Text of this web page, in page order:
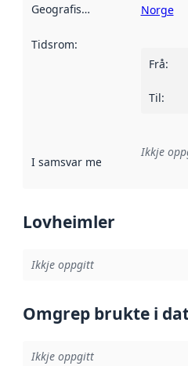
Geografisk område Norge
Tidsrom:
Frå:
Til:
I samsvar med Referanse
Ikkje
Lovheimler
Ikkje oppgitt
Omgrep brukte i
Ikkje oppgitt